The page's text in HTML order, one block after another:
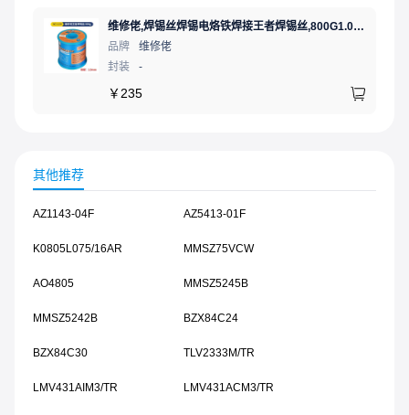
维修佬,焊锡丝焊锡电烙铁焊接王者焊锡丝,800G1.0mm,1个
品牌
维修佬
封装
-
￥ 235
其他推荐
AZ1143-04F AZ5413-01F
K0805L075/16AR MMSZ75VCW
AO4805 MMSZ5245B
MMSZ5242B BZX84C24
BZX84C30 TLV2333M/TR
LMV431AIM3/TR LMV431ACM3/TR